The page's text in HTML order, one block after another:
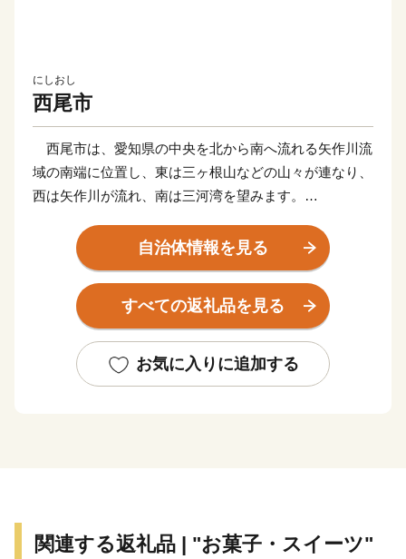
にしおし
西尾市
西尾市は、愛知県の中央を北から南へ流れる矢作川流
域の南端に位置し、東は三ヶ根山などの山々が連なり、
西は矢作川が流れ、南は三河湾を望みます。
条城」は、この地域の拠点として発展を続け、「西尾
城」と改称された江戸時代に城下町が形成されました。
明和元年（1764年）、大給松平家の居城となると、六
万石城下町として商業がさらに賑わいを見せるようにな
れています。
そのような歴史を有する西尾市は、市制を施行した昭
なった西尾市は、農水産物の生産も盛んで、農業、工
自治体情報を見る
すべての返礼品を見る
お気に入りに追加する
関連する返礼品 | "お菓子・スイーツ"